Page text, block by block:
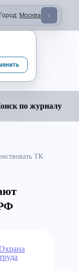
Город: Москва
по журналу
ТК